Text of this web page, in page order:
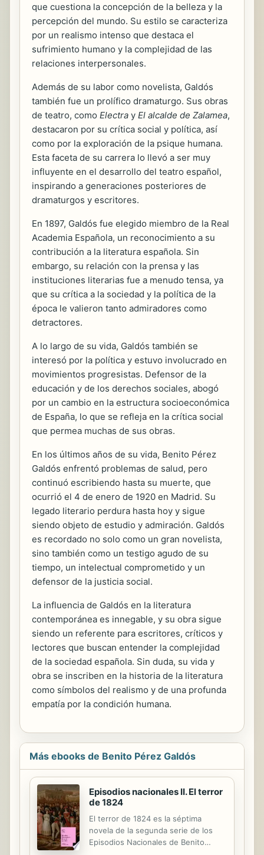
que cuestiona la concepción de la belleza y la
percepción del mundo. Su estilo se caracteriza
por un realismo intenso que destaca el
sufrimiento humano y la complejidad de las
relaciones interpersonales.
Además de su labor como novelista, Galdós
también fue un prolífico dramaturgo. Sus obras
de teatro, como Electra y El alcalde de Zalamea,
destacaron por su crítica social y política, así
como por la exploración de la psique humana.
Esta faceta de su carrera lo llevó a ser muy
influyente en el desarrollo del teatro español,
inspirando a generaciones posteriores de
dramaturgos y escritores.
En 1897, Galdós fue elegido miembro de la Real
Academia Española, un reconocimiento a su
contribución a la literatura española. Sin
embargo, su relación con la prensa y las
instituciones literarias fue a menudo tensa, ya
que su crítica a la sociedad y la política de la
época le valieron tanto admiradores como
detractores.
A lo largo de su vida, Galdós también se
interesó por la política y estuvo involucrado en
movimientos progresistas. Defensor de la
educación y de los derechos sociales, abogó
por un cambio en la estructura socioeconómica
de España, lo que se refleja en la crítica social
que permea muchas de sus obras.
En los últimos años de su vida, Benito Pérez
Galdós enfrentó problemas de salud, pero
continuó escribiendo hasta su muerte, que
ocurrió el 4 de enero de 1920 en Madrid. Su
legado literario perdura hasta hoy y sigue
siendo objeto de estudio y admiración. Galdós
es recordado no solo como un gran novelista,
sino también como un testigo agudo de su
tiempo, un intelectual comprometido y un
defensor de la justicia social.
La influencia de Galdós en la literatura
contemporánea es innegable, y su obra sigue
siendo un referente para escritores, críticos y
lectores que buscan entender la complejidad
de la sociedad española. Sin duda, su vida y
obra se inscriben en la historia de la literatura
como símbolos del realismo y de una profunda
empatía por la condición humana.
Más ebooks de Benito Pérez Galdós
Episodios nacionales II. El terror
de 1824
El terror de 1824 es la séptima
novela de la segunda serie de los
Episodios Nacionales de Benito